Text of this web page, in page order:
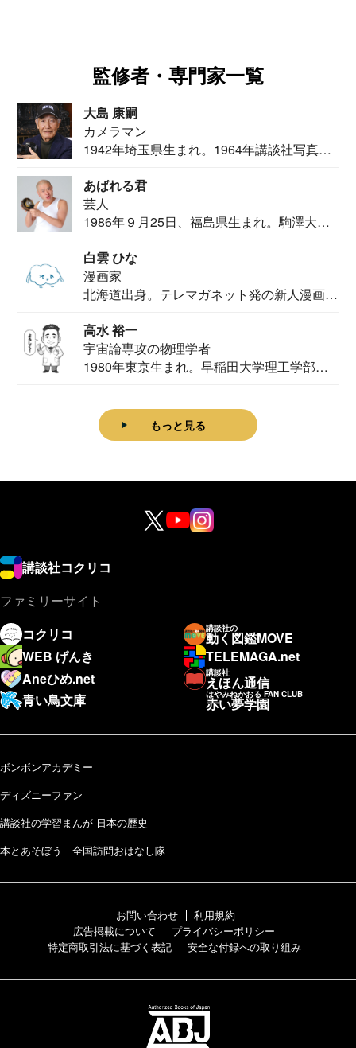
監修者・専門家一覧
大島 康嗣
カメラマン
1942年埼玉県生まれ。1964年講談社写真部
あばれる君
芸人
1986年９月25日、福島県生まれ。駒澤大学
白雲 ひな
漫画家
北海道出身。テレマガネット発の新人漫画
高水 裕一
宇宙論専攻の物理学者
1980年東京生まれ。早稲田大学理工学部物
もっと見る
講談社コクリコ
ファミリーサイト
コクリコ
講談社の
動く図鑑MOVE
WEB げんき
TELEMAGA.net
Aneひめ.net
講談社
えほん通信
青い鳥文庫
はやみねかおる FAN CLUB
赤い夢学園
ボンボンアカデミー
ディズニーファン
講談社の学習まんが 日本の歴史
本とあそぼう 全国訪問おはなし隊
お問い合わせ
利用規約
広告掲載について
プライバシーポリシー
特定商取引法に基づく表記
安全な付録への取り組み